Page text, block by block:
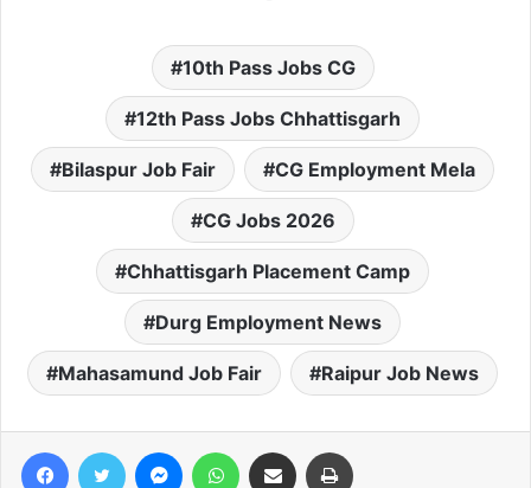
10th Pass Jobs CG
12th Pass Jobs Chhattisgarh
Bilaspur Job Fair CG Employment Mela
CG Jobs 2026
Chhattisgarh Placement Camp
Durg Employment News
Mahasamund Job Fair Raipur Job News
FacebookTwitter MessengerWhatsAppShare via Email